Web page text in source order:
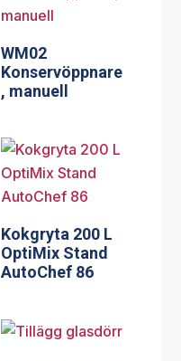
WM02
Konservöppnare
, manuell
Kokgryta 200 L
OptiMix Stand
AutoChef 86